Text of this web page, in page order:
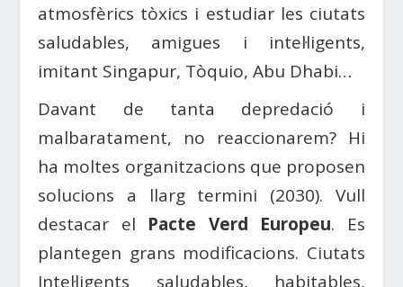
atmosfèrics tòxics i estudiar les ciutats
saludables, amigues i intel·ligents,
imitant Singapur, Tòquio, Abu Dhabi…
Davant de tanta depredació i
malbaratament, no reaccionarem? Hi
ha moltes organitzacions que proposen
solucions a llarg termini (2030). Vull
destacar el Pacte Verd Europeu. Es
plantegen grans modificacions. Ciutats
Intel·ligents saludables, habitables,